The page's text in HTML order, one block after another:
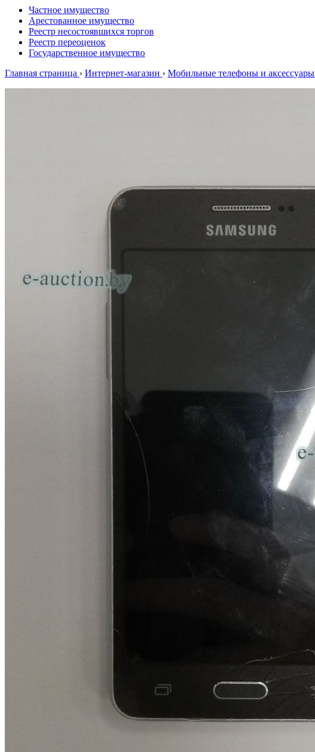
Частное имущество
Арестованное имущество
Реестр несостоявшихся торгов
Реестр переоценок
Государственное имущество
Главная страница › Интернет-магазин › Мобильные телефоны и аксессуары